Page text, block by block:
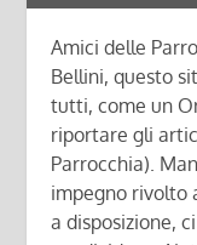
Amici delle
Bellini, questo
tutti, come un
riportare gli
Parrocchia).
impegno rivolto
a disposizione,